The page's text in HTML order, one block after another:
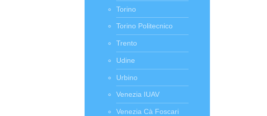
Torino
Torino Politecnico
Trento
Udine
Urbino
Venezia IUAV
Venezia Cà Foscari